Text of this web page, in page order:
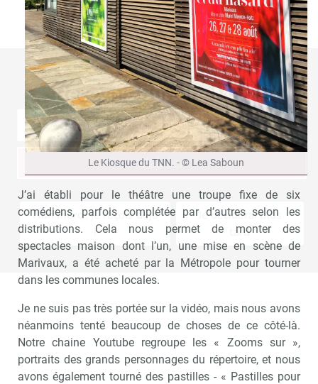
Le Kiosque du TNN. - © Lea Saboun
J’ai établi pour le théâtre une troupe fixe de six
comédiens, parfois complétée par d’autres selon les
distributions. Cela nous permet de monter des
spectacles maison dont l’un, une mise en scène de
Marivaux, a été acheté par la Métropole pour tourner
dans les communes locales.
Je ne suis pas très portée sur la vidéo, mais nous avons
néanmoins tenté beaucoup de choses de ce côté-là.
Notre chaine Youtube regroupe les « Zooms sur »,
portraits des grands personnages du répertoire, et nous
avons également tourné des pastilles - « Pastilles pour
Recevoir Culture Matin
Valider
Non merci, je reçois déjà
!
Je déciderai plus
tard